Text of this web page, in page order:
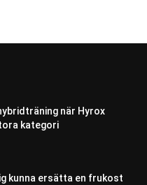
när Hyrox
kategori
kunna ersätta en frukost